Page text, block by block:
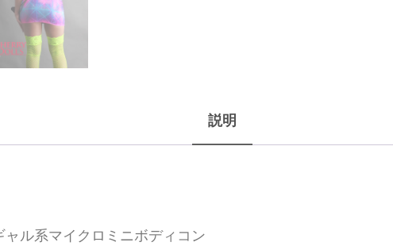
説明
ル系マイクロミニボディコン